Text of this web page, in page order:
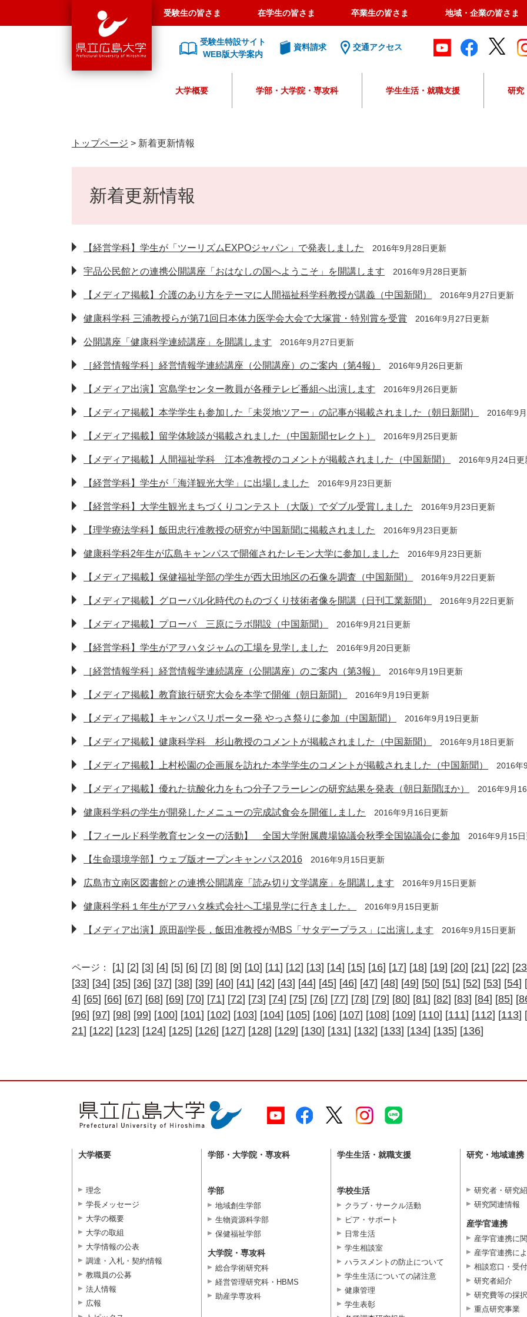
島
大
受験生の皆さま 在学生の皆さま 卒業生の皆さま 地域・企業の皆さま
受験生特設サイト
WEB版大学案内
資料請求 交通アクセス
l
索
大学概要 学部・大学院・専攻科 学生生活・就職支援 研究
トップページ > 新着更新情報
新着更新情報
【経営学科】学生が「ツーリズムEXPOジャパン」で発表しました 2016年9月28日更新
宇品公民館との連携公開講座「おはなしの国へようこそ」を開講します 2016年9月28日更新
【メディア掲載】介護のあり方をテーマに人間福祉科学科教授が講義（中国新聞） 2016年9月27日更新
健康科学科 三浦教授らが第71回日本体力医学会大会で大塚賞・特別賞を受賞 2016年9月27日更新
公開講座「健康科学連続講座」を開講します 2016年9月27日更新
［経営情報学科］経営情報学連続講座（公開講座）のご案内（第4報） 2016年9月26日更新
【メディア出演】宮島学センター教員が各種テレビ番組へ出演します 2016年9月26日更新
【メディア掲載】本学学生も参加した「未災地ツアー」の記事が掲載されました（朝日新聞） 2016年9
【メディア掲載】留学体験談が掲載されました（中国新聞セレクト） 2016年9月25日更新
【メディア掲載】人間福祉学科 江本准教授のコメントが掲載されました（中国新聞） 2016年9月24日更
【経営学科】学生が「海洋観光大学」に出場しました 2016年9月23日更新
【経営学科】大学生観光まちづくりコンテスト（大阪）でダブル受賞しました 2016年9月23日更新
【理学療法学科】飯田忠行准教授の研究が中国新聞に掲載されました 2016年9月23日更新
健康科学科2年生が広島キャンパスで開催されたレモン大学に参加しました 2016年9月23日更新
【メディア掲載】保健福祉学部の学生が西大田地区の石像を調査（中国新聞） 2016年9月22日更新
【メディア掲載】グローバル化時代のものづくり技術者像を開講（日刊工業新聞） 2016年9月22日更新
【メディア掲載】プローバ 三原にラボ開設（中国新聞） 2016年9月21日更新
【経営学科】学生がアヲハタジャムの工場を見学しました 2016年9月20日更新
［経営情報学科］経営情報学連続講座（公開講座）のご案内（第3報） 2016年9月19日更新
【メディア掲載】教育旅行研究大会を本学で開催（朝日新聞） 2016年9月19日更新
【メディア掲載】キャンパスリポーター発 やっさ祭りに参加（中国新聞） 2016年9月19日更新
【メディア掲載】健康科学科 杉山教授のコメントが掲載されました（中国新聞） 2016年9月18日更新
【メディア掲載】上村松園の企画展を訪れた本学学生のコメントが掲載されました（中国新聞） 2016年
【メディア掲載】優れた抗酸化力をもつ分子フラーレンの研究結果を発表（朝日新聞ほか） 2016年9月
健康科学科の学生が開発したメニューの完成試食会を開催しました 2016年9月16日更新
【フィールド科学教育センターの活動】 全国大学附属農場協議会秋季全国協議会に参加 2016年9月15
【生命環境学部】ウェブ版オープンキャンパス2016 2016年9月15日更新
広島市立南区図書館との連携公開講座「読み切り文学講座」を開講します 2016年9月15日更新
健康科学科１年生がアヲハタ株式会社へ工場見学に行きました。 2016年9月15日更新
【メディア出演】原田副学長，飯田准教授がMBS「サタデープラス」に出演します 2016年9月15日更新
ページ： [1] [2] [3] [4] [5] [6] [7] [8] [9] [10] [11] [12] [13] [14] [15] [16] [17] [18] [19] [20] [21] [22] [23
[33] [34] [35] [36] [37] [38] [39] [40] [41] [42] [43] [44] [45] [46] [47] [48] [49] [50] [51] [52] [53] [54] [
4] [65] [66] [67] [68] [69] [70] [71] [72] [73] [74] [75] [76] [77] [78] [79] [80] [81] [82] [83] [84] [85] [
[96] [97] [98] [99] [100] [101] [102] [103] [104] [105] [106] [107] [108] [109] [110] [111] [112] [113] [
21] [122] [123] [124] [125] [126] [127] [128] [129] [130] [131] [132] [133] [134] [135] [136]
大学概要
理念
学長メッセージ
大学の概要
大学の取組
大学情報の公表
調達・入札・契約情報
教職員の公募
法人情報
広報
学部・大学院・専攻科
学部
地域創生学部
生物資源科学部
保健福祉学部
大学院・専攻科
総合学術研究科
経営管理研究科・HBMS
助産学専攻科
学生生活・就職支援
学校生活
クラブ・サークル活動
ピア・サポート
日常生活
学生相談室
ハラスメントの防止について
学生生活についての諸注意
健康管理
学生表彰
研究・地域連携
研究者・研究
研究関連情報
産学官連携
産学官連携に
産学官連携に
相談窓口・受付
研究者紹介
研究費等の採
重点研究事業